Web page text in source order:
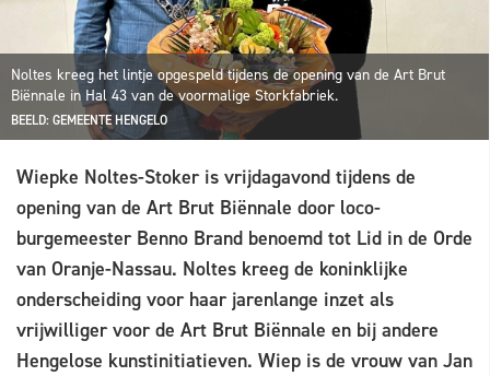
Noltes kreeg het lintje opgespeld tijdens de opening van de Art Brut
Biënnale in Hal 43 van de voormalige Storkfabriek.
BEELD: GEMEENTE HENGELO
Wiepke Noltes-Stoker is vrijdagavond tijdens de
opening van de Art Brut Biënnale door loco-
burgemeester Benno Brand benoemd tot Lid in de Orde
van Oranje-Nassau. Noltes kreeg de koninklijke
onderscheiding voor haar jarenlange inzet als
vrijwilliger voor de Art Brut Biënnale en bij andere
Hengelose kunstinitiatieven. Wiep is de vrouw van Jan